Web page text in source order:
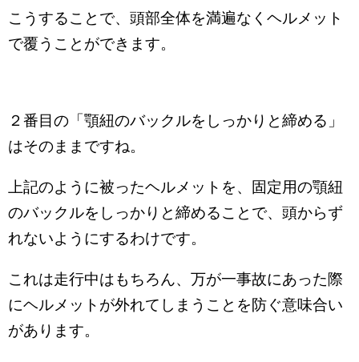
こうすることで、頭部全体を満遍なくヘルメット
で覆うことができます。
２番目の「顎紐のバックルをしっかりと締める」
はそのままですね。
上記のように被ったヘルメットを、固定用の顎紐
のバックルをしっかりと締めることで、頭からず
れないようにするわけです。
これは走行中はもちろん、万が一事故にあった際
にヘルメットが外れてしまうことを防ぐ意味合い
があります。